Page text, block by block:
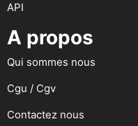
API
A propos
Qui sommes nous
Cgu / Cgv
Contactez nous